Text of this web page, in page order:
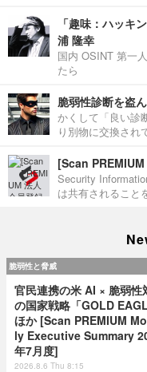
「趣味：ハッキ
浦 隆幸
国内 OSINT 第一
たら
脆弱性診断を盗
かくして「良い診
り別物に交換され
[Scan
Security
は共有されること
脆弱性と脅威
官民連携の米 AI × 脆弱性
の国家戦略「GOLD
ほか [Scan PREMIUM
ly Executive Summary
年7月度]
2026.8.6 Thu 8:15